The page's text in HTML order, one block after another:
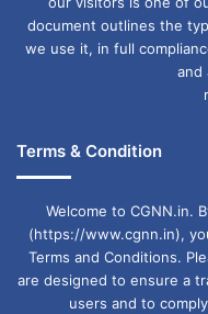
document outlines the
we use it, in full
and
Terms & Condition
Welcome to CGNN.in.
(https://www.cgnn.in),
Terms and Conditions.
are designed to ensure a
users and to